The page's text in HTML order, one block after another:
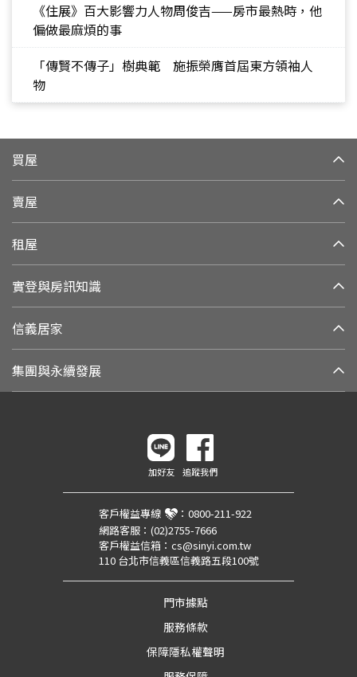
《住展》百大影響力人物周俊吉——房市最熱時，他
偏做最麻煩的事
「傳賢不傳子」樹典範 施振榮膺首屆東方領袖人
物
買屋
賣屋
租屋
實登與房訊知識
信義居家
集團與永續發展
加好友 追蹤我們
客戶權益專線 ： 0800-211-922
網路客服： (02)2755-7666
客戶權益信箱： cs@sinyi.com.tw
110 台北市信義區信義路五段100號
門市據點
服務條款
保障隱私權聲明